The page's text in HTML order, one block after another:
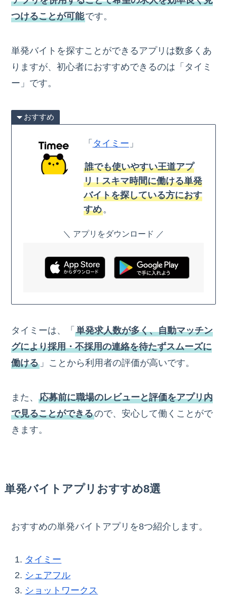
つけることが可能です。
単発バイトを探すことができるアプリは数多くあ
りますが、初心者におすすめできるのは「タイミ
ー」です。
おすすめ
「 タイミー 」
誰でも使いやすい王道アプ
リ！スキマ時間に働ける単発
バイトを探している方におす
すめ。
＼ アプリをダウンロード ／
タイミーは、「単発求人数が多く、自動マッチン
グにより採用・不採用の連絡を待たずスムーズに
働ける 」ことから利用者の評価が高いです。
また、応募前に職場のレビューと評価をアプリ内
で見ることができるので、安心して働くことがで
きます。
単発バイトアプリおすすめ8選
おすすめの単発バイトアプリを8つ紹介します。
タイミー
シェアフル
ショットワークス